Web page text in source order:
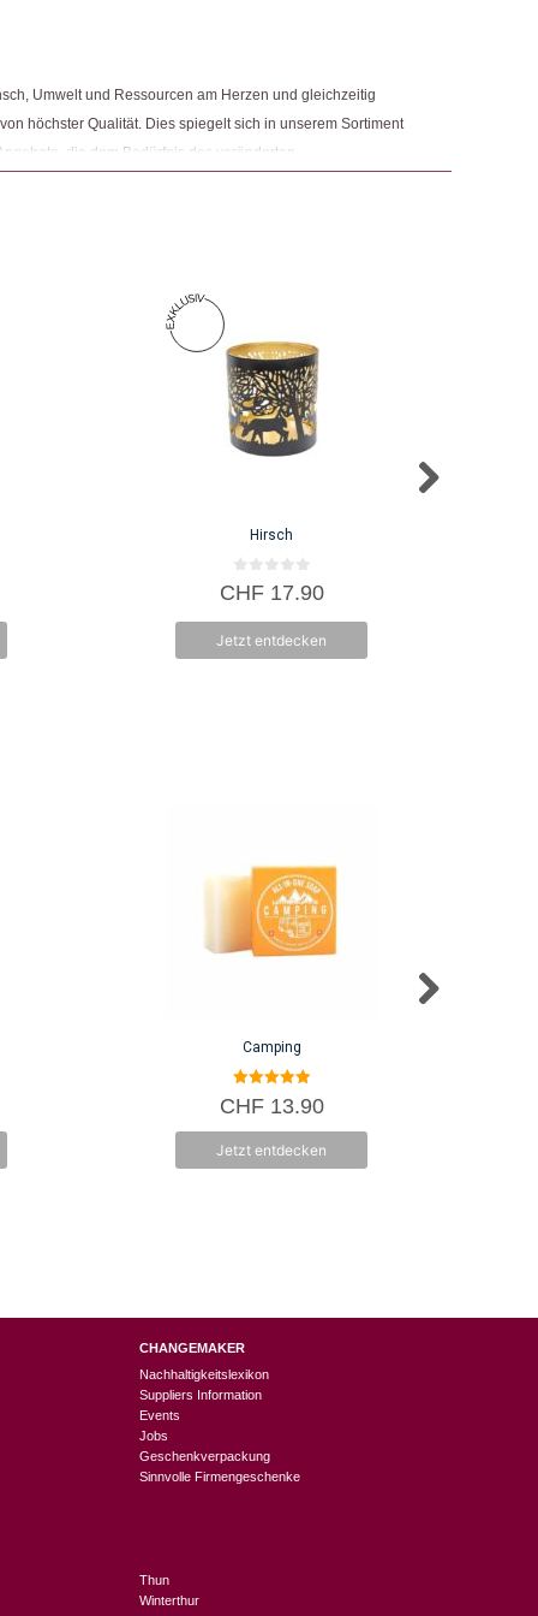
Umwelt und Ressourcen am Herzen und gleichzeitig
höchster Qualität. Dies spiegelt sich in unserem Sortiment
die dem Bedürfnis des veränderten
Nachhaltigkeit sowie der Modernisierung von Fair Trade und
Hirsch
0
v
5
CHF17.90
Jetzt entdecken
Camping
5.00
von 5
CHF13.90
Jetzt entdecken
CHANGEMAKER
Nachhaltigkeitslexikon
Suppliers Information
Events
Jobs
Geschenkverpackung
Sinnvolle Firmengeschenke
Thun
Winterthur